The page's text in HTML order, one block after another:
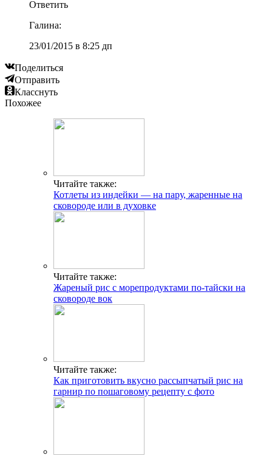
Ответить
Галина:
23/01/2015 в 8:25 дп
Поделиться
Отправить
Класснуть
Похожее
Читайте также:
Котлеты из индейки — на пару, жаренные на
сковороде или в духовке
Читайте также:
Жареный рис с морепродуктами по-тайски на
сковороде вок
Читайте также:
Как приготовить вкусно рассыпчатый рис на
гарнир по пошаговому рецепту с фото